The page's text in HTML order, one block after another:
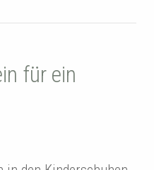
für ein